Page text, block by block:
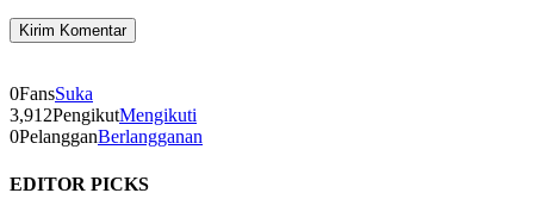
0FansSuka
3,912PengikutMengikuti
0PelangganBerlangganan
EDITOR PICKS